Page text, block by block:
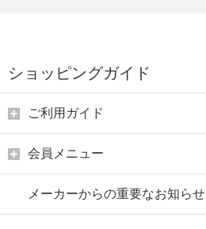
ショッピングガイド
ご利用ガイド
会員メニュー
メーカーからの重要なお知らせ